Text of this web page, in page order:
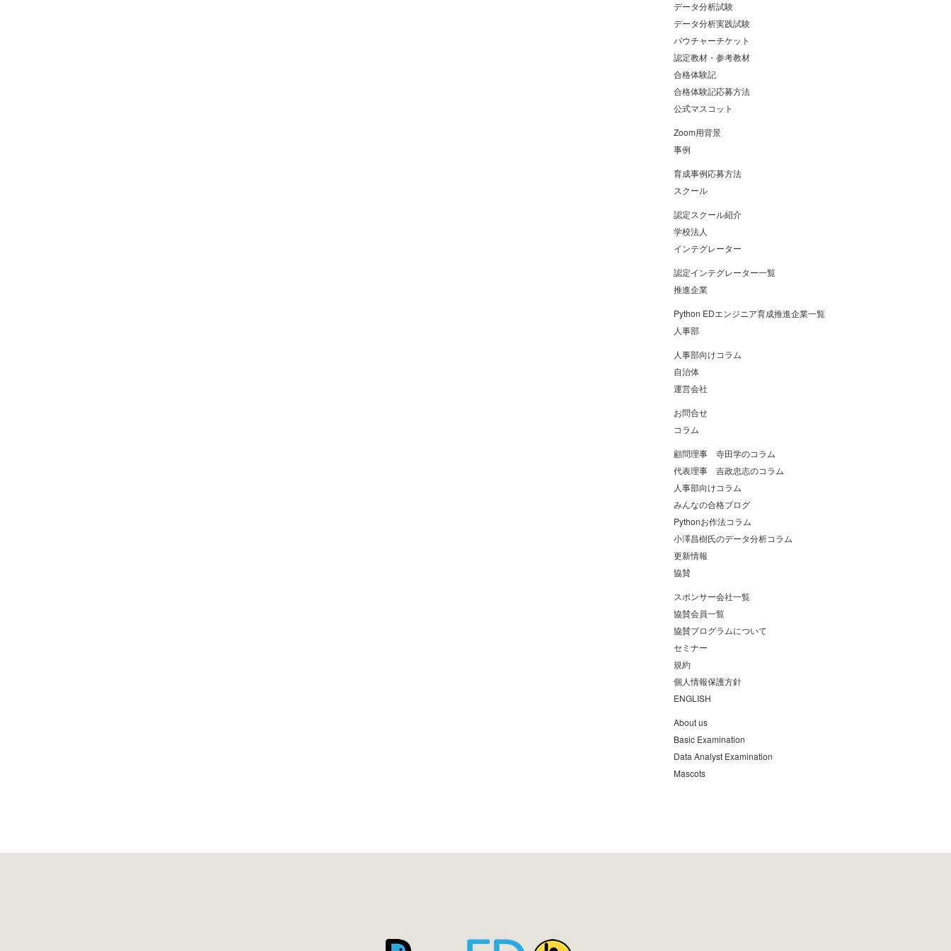
データ分析試験
データ分析実践試験
バウチャーチケット
認定教材・参考教材
合格体験記
合格体験記応募方法
公式マスコット
Zoom用背景
事例
育成事例応募方法
スクール
認定スクール紹介
学校法人
インテグレーター
認定インテグレーター一覧
推進企業
Python EDエンジニア育成推進企業一覧
人事部
人事部向けコラム
自治体
運営会社
お問合せ
コラム
顧問理事 寺田学のコラム
代表理事 吉政忠志のコラム
人事部向けコラム
みんなの合格ブログ
Pythonお作法コラム
小澤昌樹氏のデータ分析コラム
更新情報
協賛
スポンサー会社一覧
協賛会員一覧
協賛プログラムについて
セミナー
規約
個人情報保護方針
ENGLISH
About us
Basic Examination
Data Analyst Examination
Mascots